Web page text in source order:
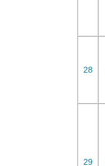
28
29